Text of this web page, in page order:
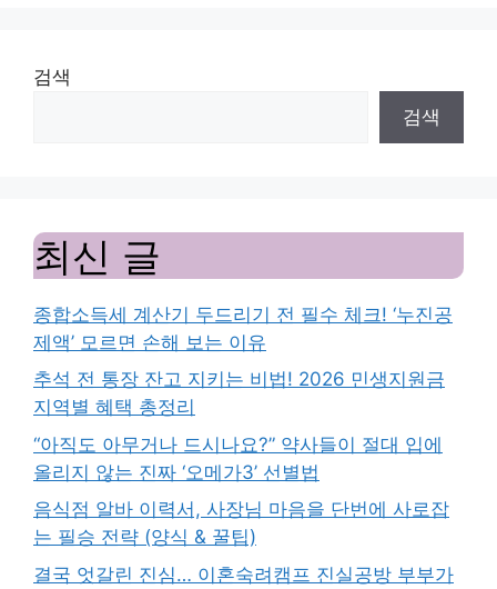
검색
검색
최신 글
종합소득세 계산기 두드리기 전 필수 체크! ‘누진공
제액’ 모르면 손해 보는 이유
추석 전 통장 잔고 지키는 비법! 2026 민생지원금
지역별 혜택 총정리
“아직도 아무거나 드시나요?” 약사들이 절대 입에
올리지 않는 진짜 ‘오메가3’ 선별법
음식점 알바 이력서, 사장님 마음을 단번에 사로잡
는 필승 전략 (양식 & 꿀팁)
결국 엇갈린 진심… 이혼숙려캠프 진실공방 부부가